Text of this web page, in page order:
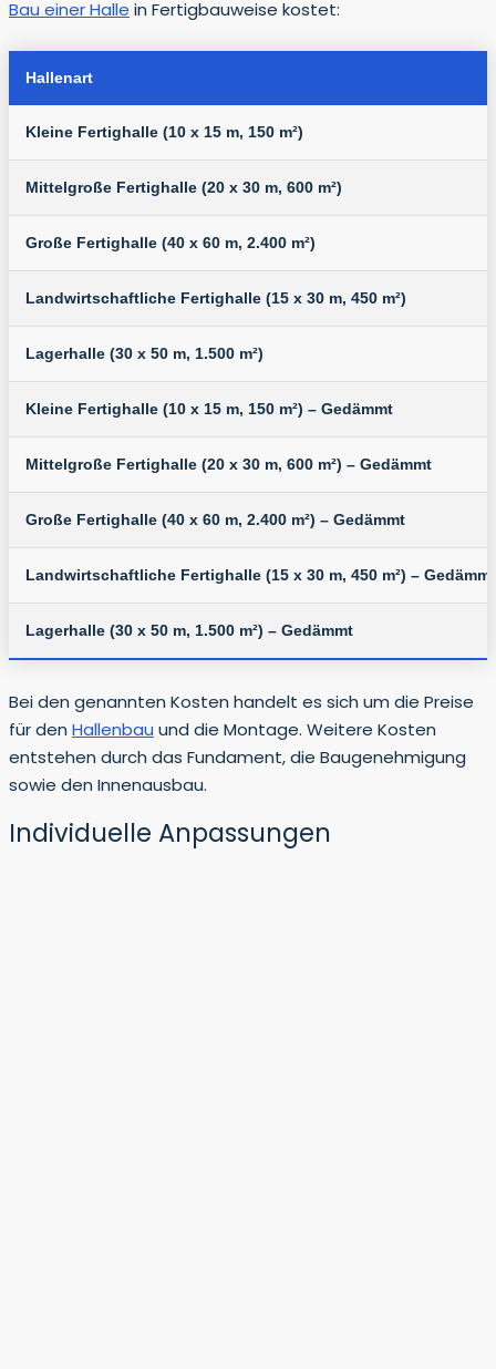
Bau einer Halle in Fertigbauweise kostet:
Hallenart
Kleine Fertighalle (10 x 15 m, 150 m²)
Mittelgroße Fertighalle (20 x 30 m, 600 m²)
Große Fertighalle (40 x 60 m, 2.400 m²)
Landwirtschaftliche Fertighalle (15 x 30 m, 450 m²)
Lagerhalle (30 x 50 m, 1.500 m²)
Kleine Fertighalle (10 x 15 m, 150 m²) – Gedämmt
Mittelgroße Fertighalle (20 x 30 m, 600 m²) – Gedämmt
Große Fertighalle (40 x 60 m, 2.400 m²) – Gedämmt
Landwirtschaftliche Fertighalle (15 x 30 m, 450 m²) – Gedämmt
Lagerhalle (30 x 50 m, 1.500 m²) – Gedämmt
Bei den genannten Kosten handelt es sich um die Preise
für den Hallenbau und die Montage. Weitere Kosten
entstehen durch das Fundament, die Baugenehmigung
sowie den Innenausbau.
Individuelle Anpassungen